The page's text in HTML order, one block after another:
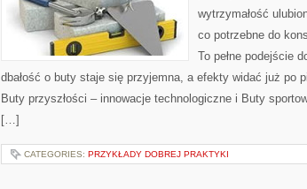
wytrzymałość
co potrzebne do
To pełne podejście
dbałość o buty staje się przyjemna, a efekty widać już po
Buty przyszłości – innowacje technologiczne i Buty
[…]
CATEGORIES: PRZYKŁADY DOBREJ PRAKTYKI